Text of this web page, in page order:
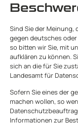
Sind Sie der Meinung,
gegen deutsches
so bitten wir Sie, mit
aufklären zu können.
sich an die für Sie
Landesamt für
Sofern Sie eines der
machen wollen, so
Informationen zur